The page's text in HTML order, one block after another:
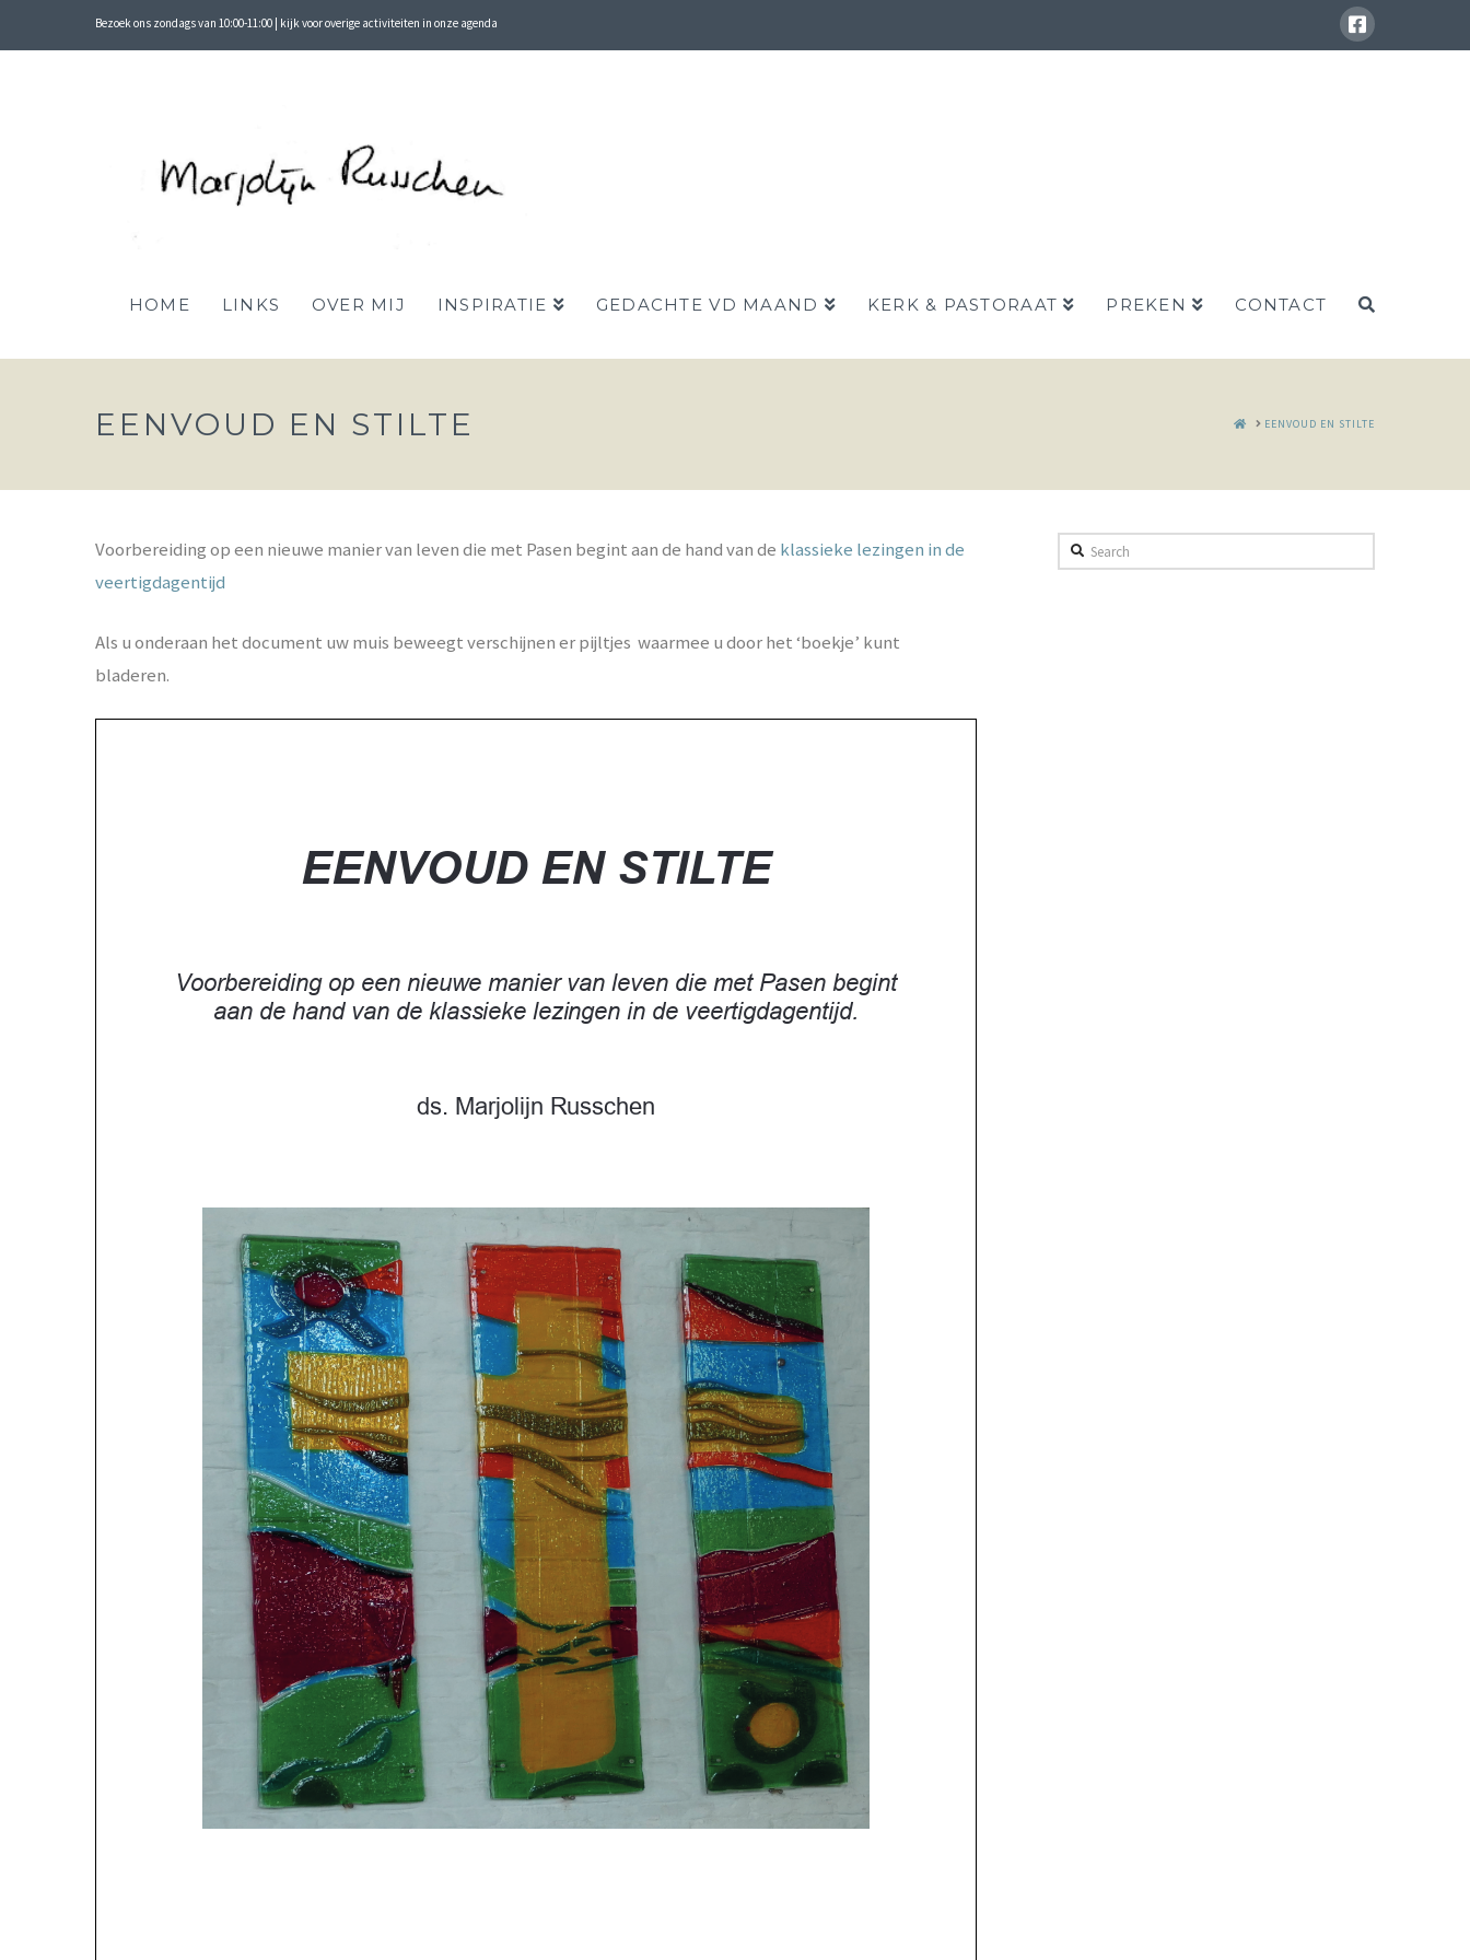
Bezoek ons zondags van 10:00-11:00 | kijk voor overige activiteiten in onze agenda
HOME LINKS OVER MIJ INSPIRATIE GEDACHTE VD MAAND KERK & PASTORAAT PREKEN CONTACT
EENVOUD EN STILTE HOMEEENVOUD EN STILTE
Voorbereiding op een nieuwe manier van leven die met Pasen begint aan de hand van de klassieke lezingen in de
veertigdagentijd
Als u onderaan het document uw muis beweegt verschijnen er pijltjes waarmee u door het ‘boekje’ kunt
bladeren.
Search